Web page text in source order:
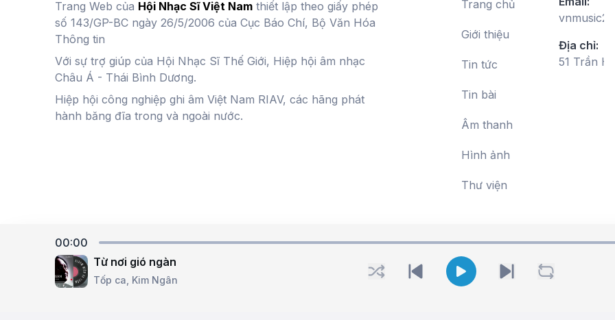
00:00
Từ nơi gió ngàn
Tốp ca, Kim Ngân
Trang Web của Hội Nhạc Sĩ Việt Nam thiết lập theo giấy phép
số 143/GP-BC ngày 26/5/2006 của Cục Báo Chí, Bộ Văn Hóa
Thông tin
Với sự trợ giúp của Hội Nhạc Sĩ Thế Giới, Hiệp hội âm nhạc
Châu Á - Thái Bình Dương.
Hiệp hội công nghiệp ghi âm Việt Nam RIAV, các hãng phát
hành băng đĩa trong và ngoài nước.
Trang chủ
Giới thiệu
Tin tức
Tin bài
Âm thanh
Hình ảnh
Thư viện
Địa chỉ:
51 Trần
Powered by